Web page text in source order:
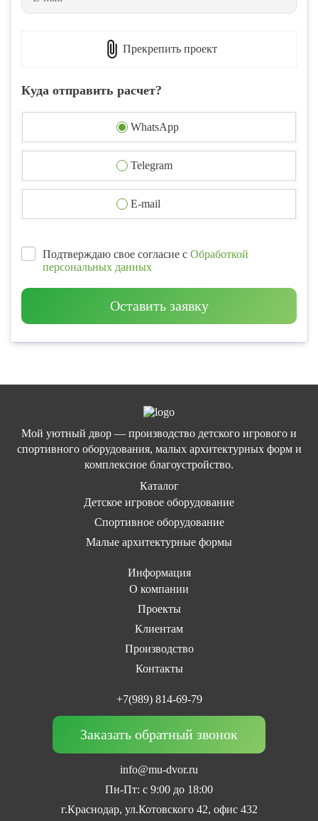
Прекрепить проект
Куда отправить расчет?
WhatsApp
Telegram
E-mail
Подтверждаю свое согласие с Обработкой
персональных данных
Оставить заявку
Мой уютный двор — производство детского игрового и
спортивного оборудования, малых архитектурных форм и
комплексное благоустройство.
Каталог
Детское игровое оборудование
Спортивное оборудование
Малые архитектурные формы
Информация
О компании
Проекты
Клиентам
Производство
Контакты
+7(989) 814-69-79
Заказать обратный звонок
info@mu-dvor.ru
Пн-Пт: с 9:00 до 18:00
г.Краснодар, ул.Котовского 42, офис 432